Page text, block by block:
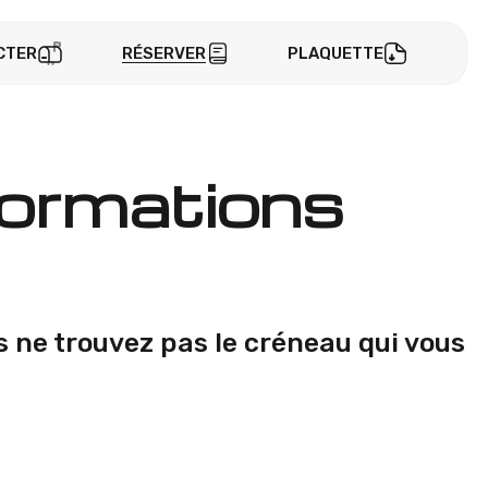
RÉSERVER PLAQUETTE
ne trouvez pas le créneau qui vous